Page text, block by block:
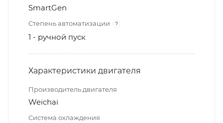
SmartGen
Степень автоматизации ?
1 - ручной пуск
Характеристики двигателя
Производитель двигателя
Weichai
Система охлаждения